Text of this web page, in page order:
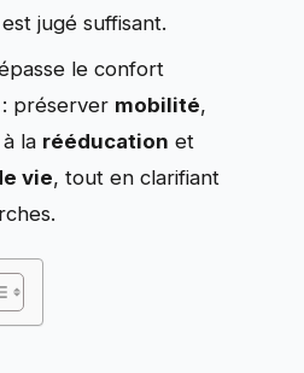
jugé suffisant.
le confort
: préserver mobilité,
la rééducation et
vie, tout en clarifiant